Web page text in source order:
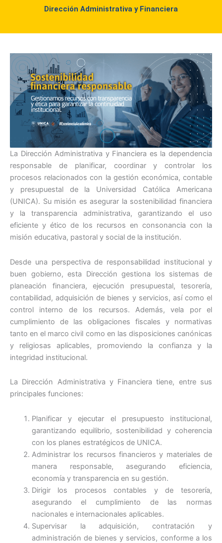
Dirección Administrativa y Financiera
La Dirección Administrativa y Financiera es la dependencia
responsable de planificar, coordinar y controlar los
procesos relacionados con la gestión económica, contable
y presupuestal de la Universidad Católica Americana
(UNICA). Su misión es asegurar la sostenibilidad financiera
y la transparencia administrativa, garantizando el uso
eficiente y ético de los recursos en consonancia con la
misión educativa, pastoral y social de la institución.
Desde una perspectiva de responsabilidad institucional y
buen gobierno, esta Dirección gestiona los sistemas de
planeación financiera, ejecución presupuestal, tesorería,
contabilidad, adquisición de bienes y servicios, así como el
control interno de los recursos. Además, vela por el
cumplimiento de las obligaciones fiscales y normativas
tanto en el marco civil como en las disposiciones canónicas
y religiosas aplicables, promoviendo la confianza y la
integridad institucional.
La Dirección Administrativa y Financiera tiene, entre sus
principales funciones:
Planificar y ejecutar el presupuesto institucional,
garantizando equilibrio, sostenibilidad y coherencia
con los planes estratégicos de UNICA.
Administrar los recursos financieros y materiales de
manera responsable, asegurando eficiencia,
economía y transparencia en su gestión.
Dirigir los procesos contables y de tesorería,
asegurando el cumplimiento de las normas
nacionales e internacionales aplicables.
Supervisar la adquisición, contratación y
administración de bienes y servicios, conforme a los